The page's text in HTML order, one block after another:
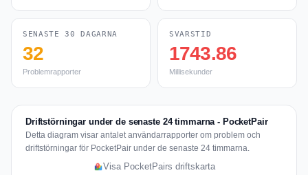
SENASTE 30 DAGARNA
32
Problemrapporter
SVARSTID
1743.86
Millisekunder
Driftstörningar under de senaste 24 timmarna - PocketPair
Detta diagram visar antalet användarrapporter om problem och
driftstörningar för PocketPair under de senaste 24 timmarna.
Visa PocketPairs driftskarta